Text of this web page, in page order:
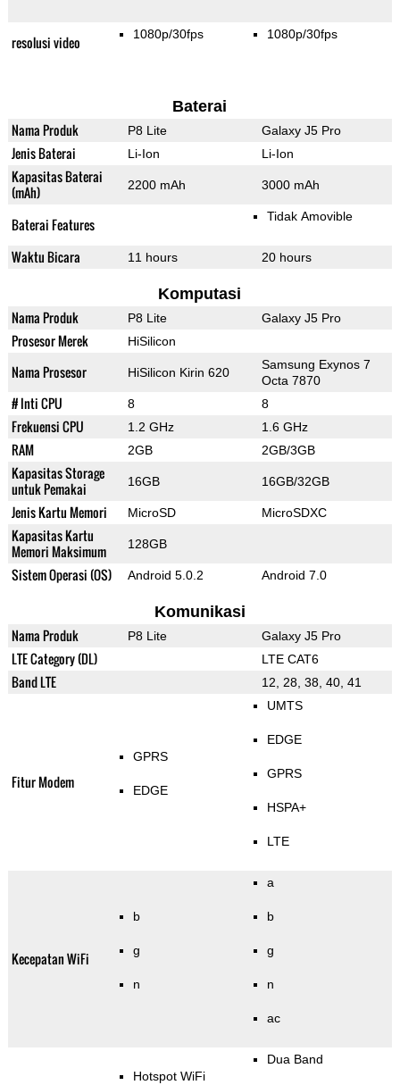
resolusi video 1080p/30fps 1080p/30fps
Baterai
Nama Produk P8 Lite Galaxy J5 Pro
Jenis Baterai Li-Ion Li-Ion
Kapasitas Baterai
(mAh)
2200 mAh 3000 mAh
Baterai Features Tidak Amovible
Waktu Bicara 11 hours 20 hours
Komputasi
Nama Produk P8 Lite Galaxy J5 Pro
Prosesor Merek HiSilicon
Nama Prosesor HiSilicon Kirin 620
Samsung Exynos 7
Octa 7870
# Inti CPU 8 8
Frekuensi CPU 1.2 GHz 1.6 GHz
RAM 2GB 2GB/3GB
Kapasitas Storage
untuk Pemakai
16GB 16GB/32GB
Jenis Kartu Memori MicroSD MicroSDXC
Kapasitas Kartu
Memori Maksimum
128GB
Sistem Operasi (OS) Android 5.0.2 Android 7.0
Komunikasi
Nama Produk P8 Lite Galaxy J5 Pro
LTE Category (DL) LTE CAT6
Band LTE 12, 28, 38, 40, 41
Fitur Modem
GPRS
EDGE
UMTS
EDGE
GPRS
HSPA+
LTE
Kecepatan WiFi
b
g
n
a
b
g
n
ac
Hotspot WiFi
Dua Band